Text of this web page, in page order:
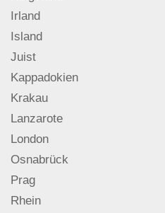
Irland
Island
Juist
Kappadokien
Krakau
Lanzarote
London
Osnabrück
Prag
Rhein